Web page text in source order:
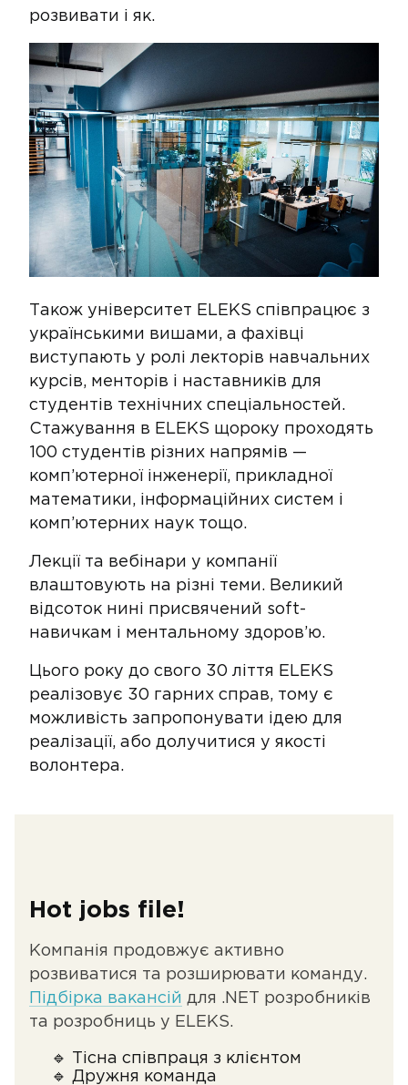
розвивати і як.
Також університет ELEKS співпрацює з
українськими вишами, а фахівці
виступають у ролі лекторів навчальних
курсів, менторів і наставників для
студентів технічних спеціальностей.
Стажування в ELEKS щороку проходять
100 студентів різних напрямів —
комп’ютерної інженерії, прикладної
математики, інформаційних систем і
комп’ютерних наук тощо.
Лекції та вебінари у компанії
влаштовують на різні теми. Великий
відсоток нині присвячений soft-
навичкам і ментальному здоров’ю.
Цього року до свого 30 ліття ELEKS
реалізовує 30 гарних справ, тому є
можливість запропонувати ідею для
реалізації, або долучитися у якості
волонтера.
Hot jobs file!
Компанія продовжує активно
розвиватися та розширювати команду.
Підбірка вакансій для .NET розробників
та розробниць у ELEKS.
🔹 Тісна співпраця з клієнтом
🔹 Дружня команда